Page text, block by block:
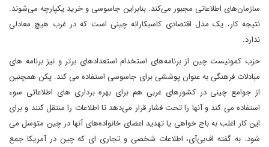
سازمان‌های اطلاعاتی مجبور می‌کند. بنابراین جاسوسی و خرید یکپارچه می‌شوند.
نتیجه کار، یک مدل اقتصادی کاسبکارانه چینی است که در غرب هیچ معادلی
ندارد.
حزب کمونیست چین از برنامه‌های استخدام استعدادهای برتر و نیز برنامه های
مبادلات فرهنگی به عنوان پوششی برای جاسوسی استفاده می کند. پکن همچنین
از جوامع چینی در کشورهای غربی هم برای بهره برداری های اطلاعاتی سوء
استفاده می کند و آنها را تحت فشار قرار می‌دهد تا اطلاعات را منتقل کنند و برای
این کار اغلب به باج خواهی یا تهدید اعضای خانواده‌های آنها در چین متوسل می
شود. به گفته‌ اف‌بی‌آی، اطلاعات شخصی و تجاری ای که چین در آمریکا جمع